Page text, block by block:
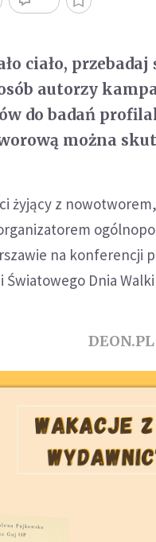
ciało,
autorzy
do badań
można
żyjący z
na konferencji
Dnia